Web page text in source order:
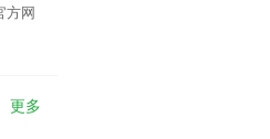
方网
更多